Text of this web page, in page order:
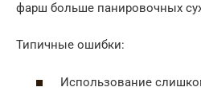
фарш больше панировочных
Типичные ошибки:
Использование